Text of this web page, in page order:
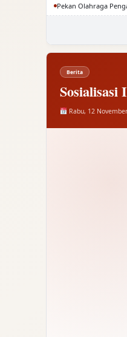
Pekan Olahraga
Berita
Sosialisasi
Rabu, 12